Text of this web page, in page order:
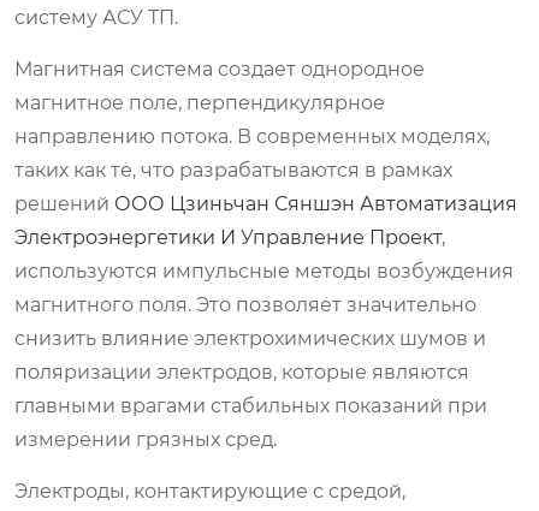
систему АСУ ТП.
Магнитная система создает однородное
магнитное поле, перпендикулярное
направлению потока. В современных моделях,
таких как те, что разрабатываются в рамках
решений ООО Цзиньчан Сяншэн Автоматизация
Электроэнергетики И Управление Проект,
используются импульсные методы возбуждения
магнитного поля. Это позволяет значительно
снизить влияние электрохимических шумов и
поляризации электродов, которые являются
главными врагами стабильных показаний при
измерении грязных сред.
Электроды, контактирующие с средой,